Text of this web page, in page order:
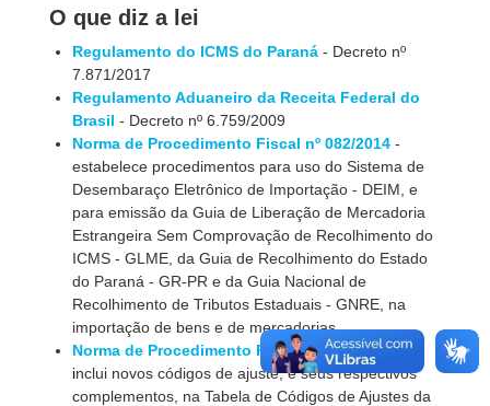
O que diz a lei
Regulamento do ICMS do Paraná - Decreto nº
7.871/2017
Regulamento Aduaneiro da Receita Federal do
Brasil - Decreto nº 6.759/2009
Norma de Procedimento Fiscal nº 082/2014 -
estabelece procedimentos para uso do Sistema de
Desembaraço Eletrônico de Importação - DEIM, e
para emissão da Guia de Liberação de Mercadoria
Estrangeira Sem Comprovação de Recolhimento do
ICMS - GLME, da Guia de Recolhimento do Estado
do Paraná - GR-PR e da Guia Nacional de
Recolhimento de Tributos Estaduais - GNRE, na
importação de bens e de mercadorias
Norma de Procedimento Fiscal nº 103/2015-
inclui novos códigos de ajuste, e seus respectivos
complementos, na Tabela de Códigos de Ajustes da